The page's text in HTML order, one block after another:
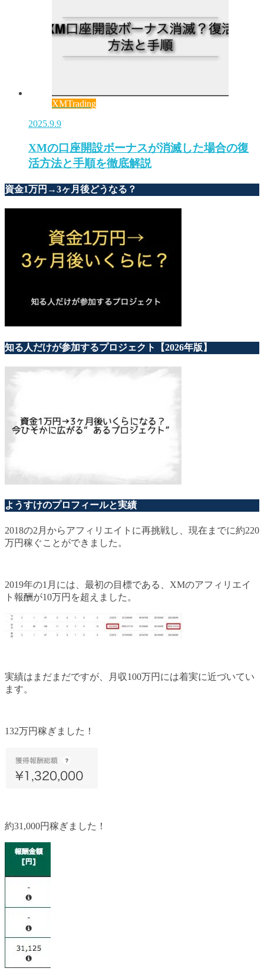
XMTrading
2025.9.9
XMの口座開設ボーナスが消滅した場合の復
活方法と手順を徹底解説
資金1万円→3ヶ月後どうなる？
知る人だけが参加するプロジェクト【2026年版】
ようすけのプロフィールと実績
2018の2月からアフィリエイトに再挑戦し、現在までに約220
万円稼ぐことができました。
2019年の1月には、最初の目標である、XMのアフィリエイ
ト報酬が10万円を超えました。
実績はまだまだですが、月収100万円には着実に近づいてい
ます。
132万円稼ぎました！
約31,000円稼ぎました！